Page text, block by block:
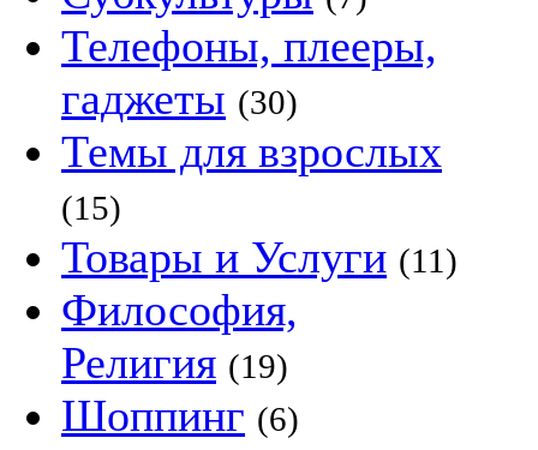
Телефоны, плееры,
гаджеты (30)
Темы для взрослых
(15)
Товары и Услуги (11)
Философия,
Религия (19)
Шоппинг (6)